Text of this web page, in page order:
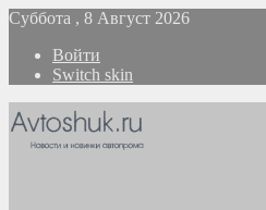
Суббота , 8 Август 2026
Войти
Switch skin